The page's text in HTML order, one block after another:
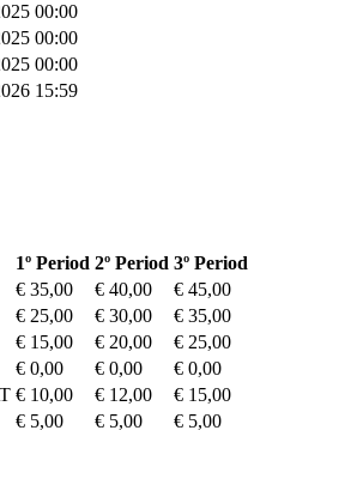
00:00
00:00
00:00
15:59
1º Period 2º Period 3º Period
€ 35,00 € 40,00
€ 45,00
€ 25,00 € 30,00
€ 35,00
€ 15,00 € 20,00
€ 25,00
€ 0,00 € 0,00
€ 0,00
€ 10,00 € 12,00
€ 15,00
€ 5,00 € 5,00 € 5,00